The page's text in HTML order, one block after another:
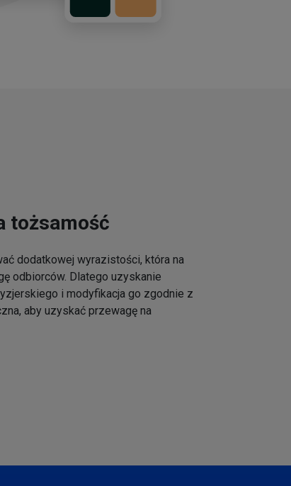
tożsamość
dodatkowej wyrazistości, która na
odbiorców. Dlatego uzyskanie
i modyfikacja go zgodnie z
aby uzyskać przewagę na